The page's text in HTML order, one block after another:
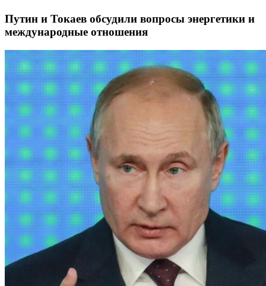
Путин и Токаев обсудили вопросы энергетики и
международные отношения